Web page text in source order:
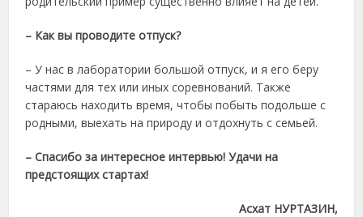
– Как вы проводите отпуск?
– У нас в лаборатории большой отпуск, и я его беру
частями для тех или иных соревнований. Также
стараюсь находить время, чтобы побыть подольше с
родными, выехать на природу и отдохнуть с семьей.
– Спасибо за интересное интервью! Удачи на
предстоящих стартах!
Асхат НУРТАЗИН,